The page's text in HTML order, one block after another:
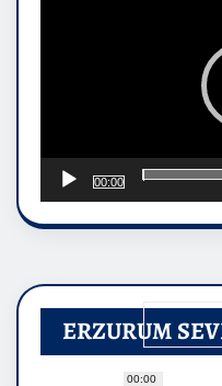
00:00
00:00
ERZURUM